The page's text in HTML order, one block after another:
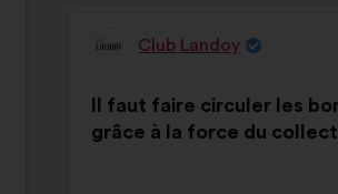
Proposition
:
Club Landoy
de
la
Il faut faire circuler les
grâce à la force du
pour
répartition